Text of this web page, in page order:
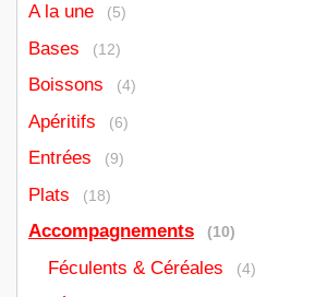
A la une (5)
Bases (12)
Boissons (4)
Apéritifs (6)
Entrées (9)
Plats (18)
Accompagnements (10)
Féculents & Céréales (4)